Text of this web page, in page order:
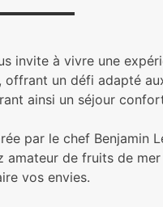
invite à vivre une
un défi adapté
ainsi un séjour
par le chef Benjamin
de fruits de
vos envies.